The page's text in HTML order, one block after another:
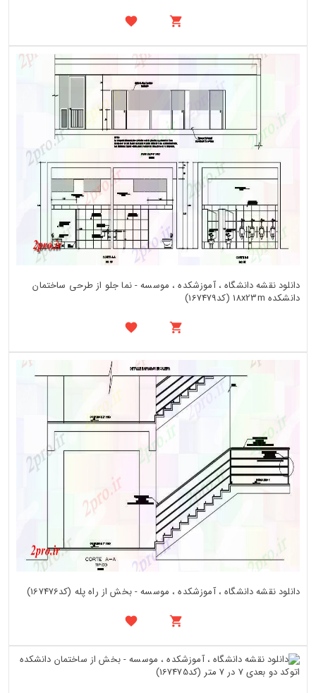
دانلود نقشه دانشگاه ، آموزشکده ، موسسه - نما جلو از طرحی ساختمان
دانشکده 18x23m (کد167479)
دانلود نقشه دانشگاه ، آموزشکده ، موسسه - بخش از راه پله (کد167476)